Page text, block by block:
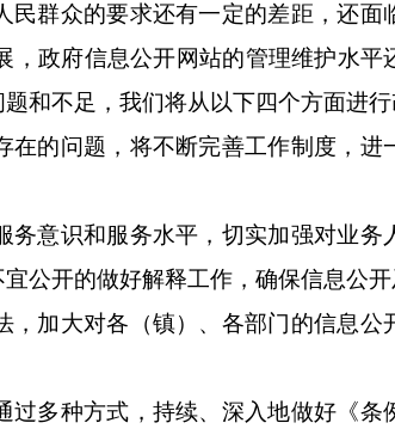
群众的要求还有一定的差距，还
政府信息公开网站的管理维护水
和不足，我们将从以下四个方面进行
在的问题，将不断完善工作制度，
意识和服务水平，切实加强对业务
公开的做好解释工作，确保信息公开
，加大对各（镇）、各部门的信息
过多种方式，持续、深入地做好《